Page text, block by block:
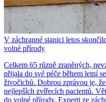
V záchranné stanici letos
volné přírody
Celkem 65 různě zraněných,
přijala do své péče během letní
živočichů. Dobrou zprávou je,
nejlepších zvířecích pacientů.
do volné přírody. Experti ze